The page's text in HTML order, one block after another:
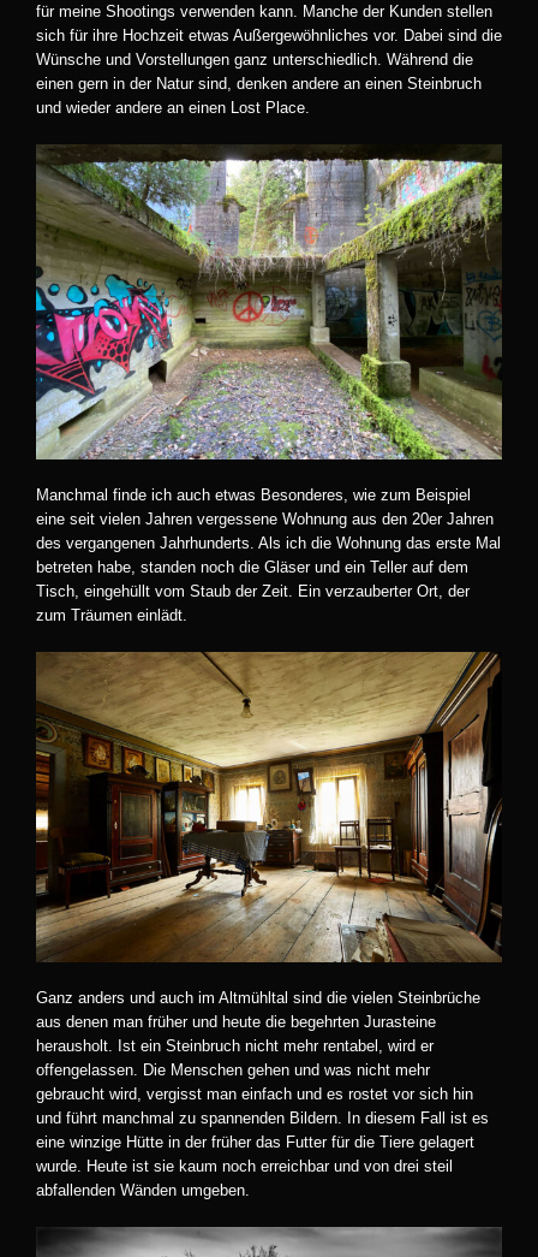
für meine Shootings verwenden kann. Manche der Kunden stellen
sich für ihre Hochzeit etwas Außergewöhnliches vor. Dabei sind die
Wünsche und Vorstellungen ganz unterschiedlich. Während die
einen gern in der Natur sind, denken andere an einen Steinbruch
und wieder andere an einen Lost Place.
Manchmal finde ich auch etwas Besonderes, wie zum Beispiel
eine seit vielen Jahren vergessene Wohnung aus den 20er Jahren
des vergangenen Jahrhunderts. Als ich die Wohnung das erste Mal
betreten habe, standen noch die Gläser und ein Teller auf dem
Tisch, eingehüllt vom Staub der Zeit. Ein verzauberter Ort, der
zum Träumen einlädt.
Ganz anders und auch im Altmühltal sind die vielen Steinbrüche
aus denen man früher und heute die begehrten Jurasteine
herausholt. Ist ein Steinbruch nicht mehr rentabel, wird er
offengelassen. Die Menschen gehen und was nicht mehr
gebraucht wird, vergisst man einfach und es rostet vor sich hin
und führt manchmal zu spannenden Bildern. In diesem Fall ist es
eine winzige Hütte in der früher das Futter für die Tiere gelagert
wurde. Heute ist sie kaum noch erreichbar und von drei steil
abfallenden Wänden umgeben.